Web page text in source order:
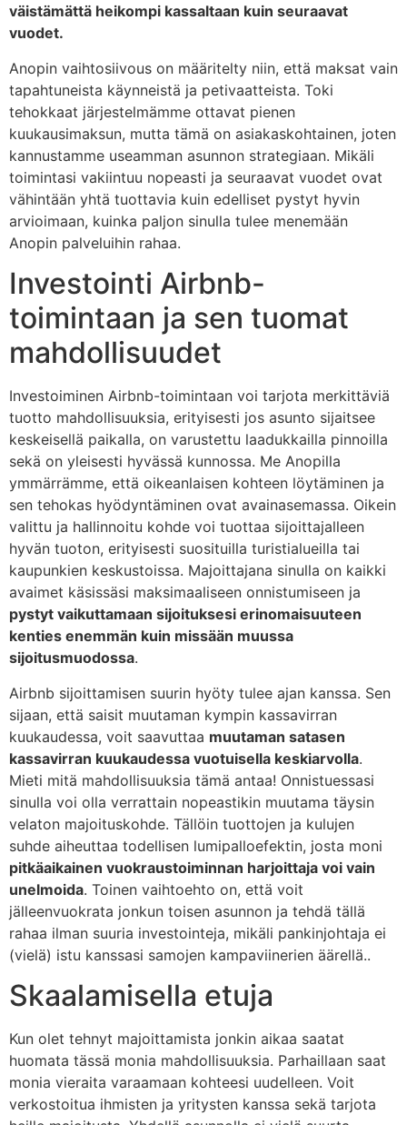
väistämättä heikompi kassaltaan kuin seuraavat
vuodet.
Anopin vaihtosiivous on määritelty niin, että maksat vain
tapahtuneista käynneistä ja petivaatteista. Toki
tehokkaat järjestelmämme ottavat pienen
kuukausimaksun, mutta tämä on asiakaskohtainen, joten
kannustamme useamman asunnon strategiaan. Mikäli
toimintasi vakiintuu nopeasti ja seuraavat vuodet ovat
vähintään yhtä tuottavia kuin edelliset pystyt hyvin
arvioimaan, kuinka paljon sinulla tulee menemään
Anopin palveluihin rahaa.
Investointi Airbnb-
toimintaan ja sen tuomat
mahdollisuudet
Investoiminen Airbnb-toimintaan voi tarjota merkittäviä
tuotto mahdollisuuksia, erityisesti jos asunto sijaitsee
keskeisellä paikalla, on varustettu laadukkailla pinnoilla
sekä on yleisesti hyvässä kunnossa. Me Anopilla
ymmärrämme, että oikeanlaisen kohteen löytäminen ja
sen tehokas hyödyntäminen ovat avainasemassa. Oikein
valittu ja hallinnoitu kohde voi tuottaa sijoittajalleen
hyvän tuoton, erityisesti suosituilla turistialueilla tai
kaupunkien keskustoissa. Majoittajana sinulla on kaikki
avaimet käsissäsi maksimaaliseen onnistumiseen ja
pystyt vaikuttamaan sijoituksesi erinomaisuuteen
kenties enemmän kuin missään muussa
sijoitusmuodossa.
Airbnb sijoittamisen suurin hyöty tulee ajan kanssa. Sen
sijaan, että saisit muutaman kympin kassavirran
kuukaudessa, voit saavuttaa muutaman satasen
kassavirran kuukaudessa vuotuisella keskiarvolla.
Mieti mitä mahdollisuuksia tämä antaa! Onnistuessasi
sinulla voi olla verrattain nopeastikin muutama täysin
velaton majoituskohde. Tällöin tuottojen ja kulujen
suhde aiheuttaa todellisen lumipalloefektin, josta moni
pitkäaikainen vuokraustoiminnan harjoittaja voi vain
unelmoida. Toinen vaihtoehto on, että voit
jälleenvuokrata jonkun toisen asunnon ja tehdä tällä
rahaa ilman suuria investointeja, mikäli pankinjohtaja ei
(vielä) istu kanssasi samojen kampaviinerien äärellä..
Skaalamisella etuja
Kun olet tehnyt majoittamista jonkin aikaa saatat
huomata tässä monia mahdollisuuksia. Parhaillaan saat
monia vieraita varaamaan kohteesi uudelleen. Voit
verkostoitua ihmisten ja yritysten kanssa sekä tarjota